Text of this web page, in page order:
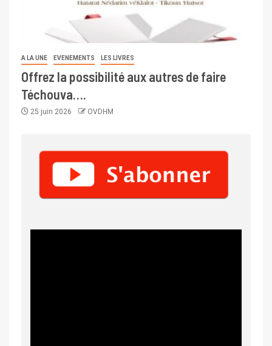
A LA UNE EVENEMENTS LES LIVRES
Offrez la possibilité aux autres de faire
Téchouva….
25 juin 2026 OVDHM